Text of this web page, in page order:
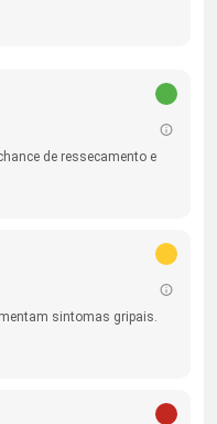
de ressecamento e
sintomas gripais.